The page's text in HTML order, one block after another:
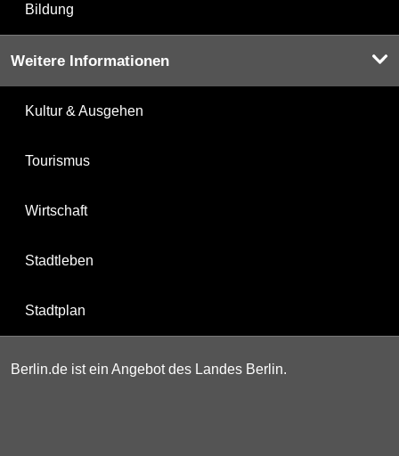
Bildung
Weitere Informationen
Kultur & Ausgehen
Tourismus
Wirtschaft
Stadtleben
Stadtplan
Berlin.de ist ein Angebot des Landes Berlin.